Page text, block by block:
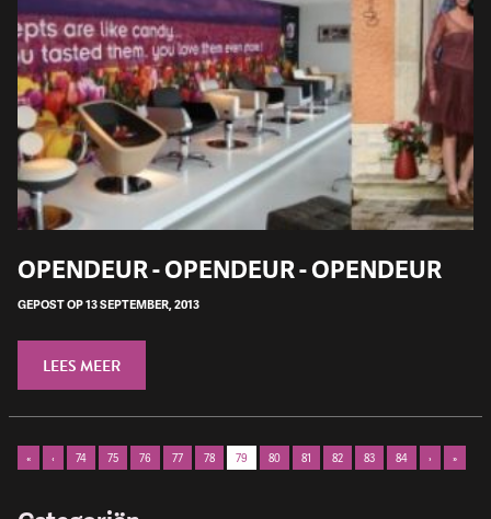
OPENDEUR - OPENDEUR - OPENDEUR
GEPOST OP 13 SEPTEMBER, 2013
LEES MEER
« ‹ 74 75 76 77 78 79 80 81 82 83 84 › »